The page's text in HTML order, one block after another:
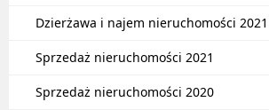
Dzierżawa i najem nieruchomości 2021
Sprzedaż nieruchomości 2021
Sprzedaż nieruchomości 2020